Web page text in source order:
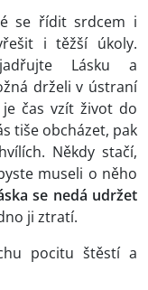
se řídit srdcem i
i těžší úkoly.
Lásku a
drželi v ústraní
čas vzít život do
tiše obcházet, pak
Někdy stačí,
museli o něho
se nedá udržet
ji ztratí.
pocitu štěstí a